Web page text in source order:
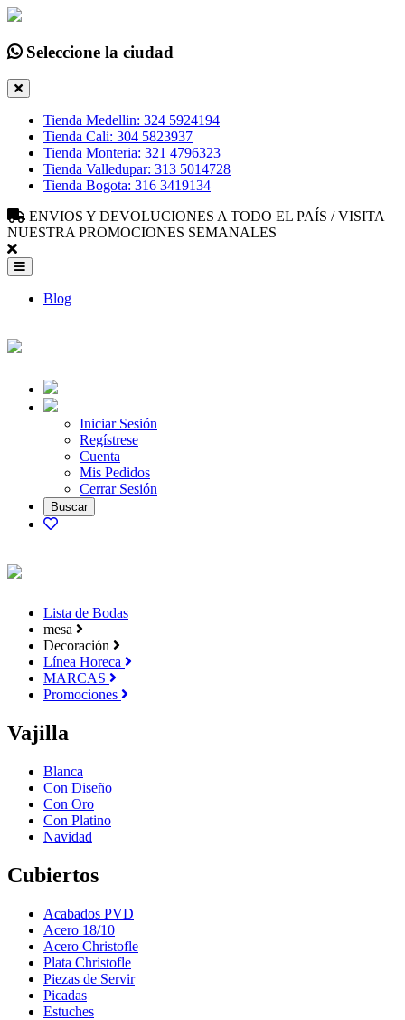
Seleccione la ciudad
Tienda Medellin: 324 5924194
Tienda Cali: 304 5823937
Tienda Monteria: 321 4796323
Tienda Valledupar: 313 5014728
Tienda Bogota: 316 3419134
ENVIOS Y DEVOLUCIONES A TODO EL PAÍS / VISITA
NUESTRA PROMOCIONES SEMANALES
Blog
Iniciar Sesión
Regístrese
Cuenta
Mis Pedidos
Cerrar Sesión
Lista de Bodas
mesa
Decoración
Línea Horeca
MARCAS
Promociones
Vajilla
Blanca
Con Diseño
Con Oro
Con Platino
Navidad
Cubiertos
Acabados PVD
Acero 18/10
Acero Christofle
Plata Christofle
Piezas de Servir
Picadas
Estuches